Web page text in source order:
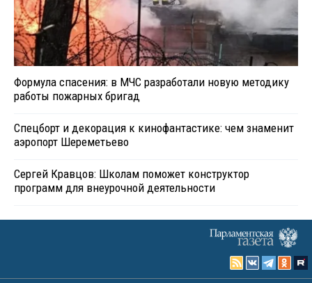
Формула спасения: в МЧС разработали новую методику
работы пожарных бригад
Спецборт и декорация к кинофантастике: чем знаменит
аэропорт Шереметьево
Сергей Кравцов: Школам поможет конструктор
программ для внеурочной деятельности